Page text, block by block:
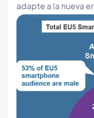
adapte a la nueva